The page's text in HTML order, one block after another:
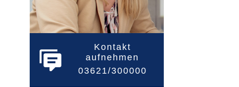
Kontakt
aufnehmen
03621/300000